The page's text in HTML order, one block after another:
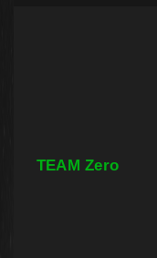
TEAM Zero